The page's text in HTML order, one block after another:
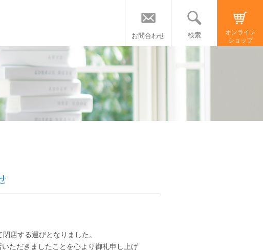
お問合わせ
検索
オンライン
ショップ
店する運びとなりました。
ただきましたことを心より御礼申し上げ